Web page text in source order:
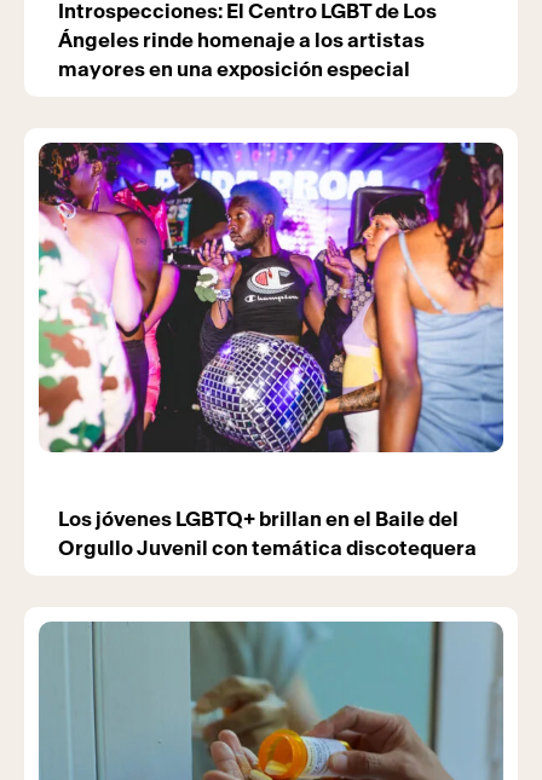
Introspecciones: El Centro LGBT de Los
Ángeles rinde homenaje a los artistas
mayores en una exposición especial
Los jóvenes LGBTQ+ brillan en el Baile del
Orgullo Juvenil con temática discotequera